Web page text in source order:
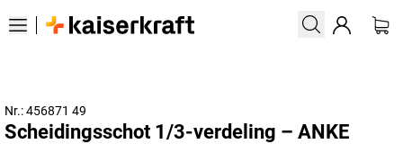
Nr.: 456871 49
Scheidingsschot 1/3-verdeling – ANKE